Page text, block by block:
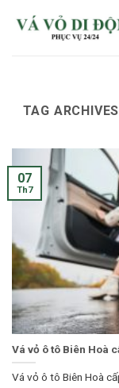
TAG
Vá vỏ ô tô Biên Hoà
Vá vỏ ô tô Biên Hoà
07
Th7